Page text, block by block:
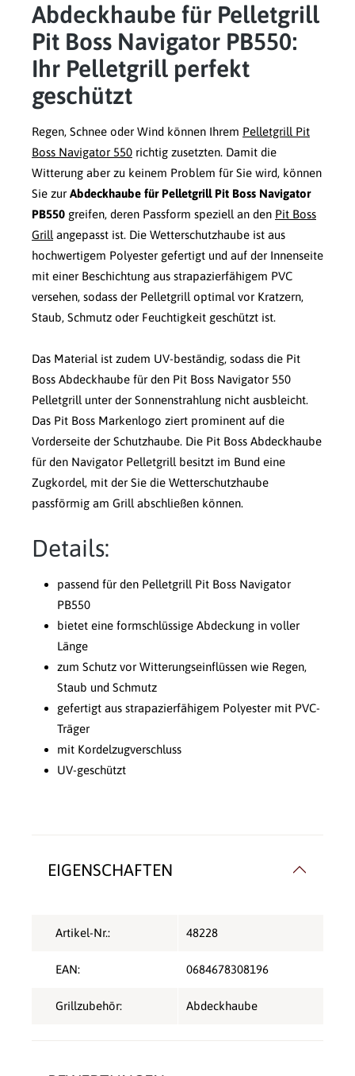
Abdeckhaube für Pelletgrill
Pit Boss Navigator PB550:
Ihr Pelletgrill perfekt
geschützt
Regen, Schnee oder Wind können Ihrem Pelletgrill Pit
Boss Navigator 550 richtig zusetzten. Damit die
Witterung aber zu keinem Problem für Sie wird, können
Sie zur Abdeckhaube für Pelletgrill Pit Boss Navigator
PB550 greifen, deren Passform speziell an den Pit Boss
Grill angepasst ist. Die Wetterschutzhaube ist aus
hochwertigem Polyester gefertigt und auf der Innenseite
mit einer Beschichtung aus strapazierfähigem PVC
versehen, sodass der Pelletgrill optimal vor Kratzern,
Staub, Schmutz oder Feuchtigkeit geschützt ist.
Das Material ist zudem UV-beständig, sodass die Pit
Boss Abdeckhaube für den Pit Boss Navigator 550
Pelletgrill unter der Sonnenstrahlung nicht ausbleicht.
Das Pit Boss Markenlogo ziert prominent auf die
Vorderseite der Schutzhaube. Die Pit Boss Abdeckhaube
für den Navigator Pelletgrill besitzt im Bund eine
Zugkordel, mit der Sie die Wetterschutzhaube
passförmig am Grill abschließen können.
Details:
passend für den Pelletgrill Pit Boss Navigator
PB550
bietet eine formschlüssige Abdeckung in voller
Länge
zum Schutz vor Witterungseinflüssen wie Regen,
Staub und Schmutz
gefertigt aus strapazierfähigem Polyester mit PVC-
Träger
mit Kordelzugverschluss
UV-geschützt
EIGENSCHAFTEN
Artikel-Nr.: 48228
EAN: 0684678308196
Grillzubehör: Abdeckhaube